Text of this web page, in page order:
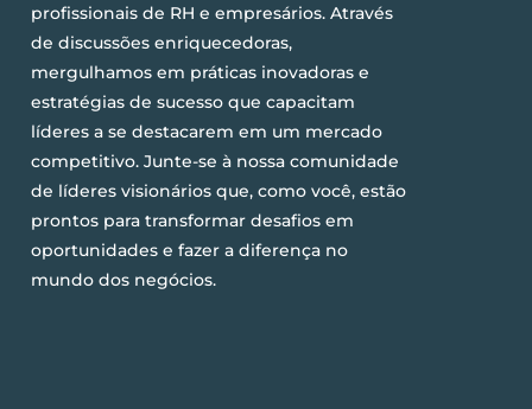
profissionais de RH e empresários. Através
de discussões enriquecedoras,
mergulhamos em práticas inovadoras e
estratégias de sucesso que capacitam
líderes a se destacarem em um mercado
competitivo. Junte-se à nossa comunidade
de líderes visionários que, como você, estão
prontos para transformar desafios em
oportunidades e fazer a diferença no
mundo dos negócios.